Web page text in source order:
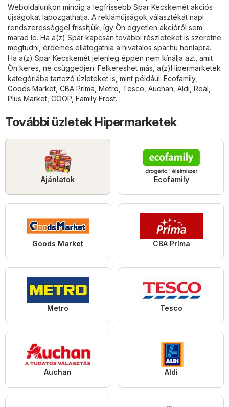
Weboldalunkon mindig a legfrissebb Spar Kecskemét akciós
újságokat lapozgathatja. A reklámújságok választékát napi
rendszerességgel frissítjük, így Ön egyetlen akcióról sem
marad le. Ha a(z) Spar kapcsán további részleteket is szeretne
megtudni, érdemes ellátogatnia a hivatalos spar.hu honlapra.
Ha a(z) Spar Kecskemét jelenleg éppen nem kínálja azt, amit
Ön keres, ne csüggedjen. Felkereshet más, a(z)Hipermarketek
kategóriába tartozó üzleteket is, mint például: Ecofamily,
Goods Market CBA Príma Metro Tesco Auchan Aldi Reál
Plus Market COOP Family Frost.
További üzletek Hipermarketek
Ajánlatok Ecofamily
Goods Market CBA Príma
Metro Tesco
Auchan Aldi